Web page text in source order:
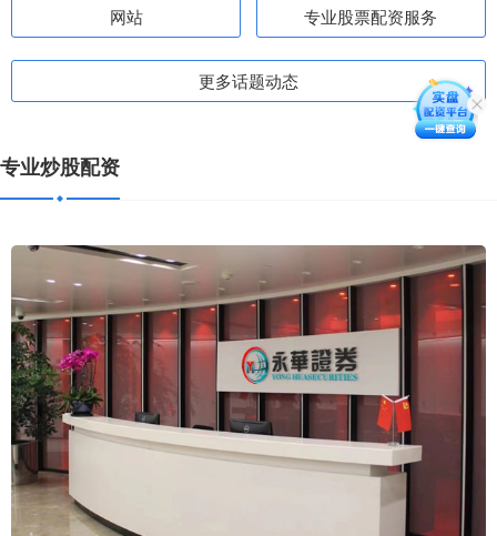
网站 专业股票配资服务
更多话题动态
专业炒股配资